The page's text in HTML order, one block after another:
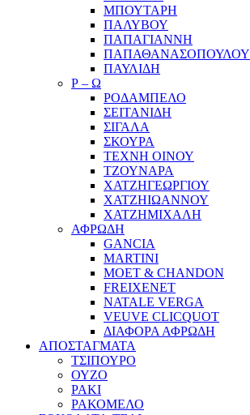
ΜΠΟΥΤΑΡΗ
ΠΑΛΥΒΟΥ
ΠΑΠΑΓΙΑΝΝΗ
ΠΑΠΑΘΑΝΑΣΟΠΟΥΛΟΥ
ΠΑΥΛΙΔΗ
Ρ – Ω
ΡΟΔΑΜΠΕΛΟ
ΣΕΙΤΑΝΙΔΗ
ΣΙΓΑΛΑ
ΣΚΟΥΡΑ
ΤΕΧΝΗ ΟΙΝΟΥ
ΤΖΟΥΝΑΡΑ
ΧΑΤΖΗΓΕΩΡΓΙΟΥ
ΧΑΤΖΗΙΩΑΝΝΟΥ
ΧΑΤΖΗΜΙΧΑΛΗ
ΑΦΡΩΔΗ
GANCIA
MARTINI
MOET & CHANDON
FREIXENET
NATALE VERGA
VEUVE CLICQUOT
ΔΙΑΦΟΡΑ ΑΦΡΩΔΗ
ΑΠΟΣΤΑΓΜΑΤΑ
ΤΣΙΠΟΥΡΟ
ΟΥΖΟ
ΡΑΚΙ
ΡΑΚΟΜΕΛΟ